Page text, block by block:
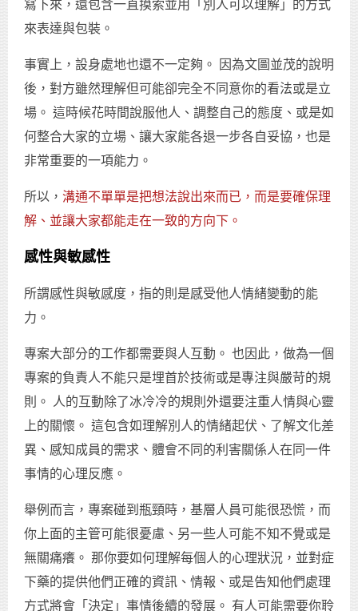
寫下來，還包含一直摸索並用「別人可以理解」的方式
來表達與包裝。
事實上，設身處地也還不一定夠。 因為文圖並茂的說明
後，對方雖然理解但可能卻完全不同意你的看法或是立
場。 這時候花時間說服他人、調整自己的態度、或是如
何整合大家的立場、讓大家能各退一步各自妥協，也是
非常重要的一項能力。
所以， 溝通不單單是把想法說出來而已，而是要確保理
解、並讓大家都能走在一致的方向下。
感性與敏感性
所謂感性與敏感度，指的則是感受他人情緒變動的能
力。
專案大部分的工作都需要與人互動。 也因此，做為一個
專案的負責人不能只是埋首於技術或是專注與嚴苛的規
則。 人的互動除了冰冷冷的規則外還要注重人情與心靈
上的關懷。 這包含如理解別人的情緒起伏、了解文化差
異、感知成員的需求、體會不同的利害關係人在同一件
事情的心理反應。
舉例而言，專案碰到瓶頸時，基層人員可能很恐慌，而
你上面的主管可能很憂慮、另一些人可能不知不覺或是
無關痛癢。 那你要如何理解每個人的心理狀況，並對症
下藥的提供他們正確的資訊、情報、或是告知他們處理
方式將會「決定」事情後續的發展。 有人可能需要你聆